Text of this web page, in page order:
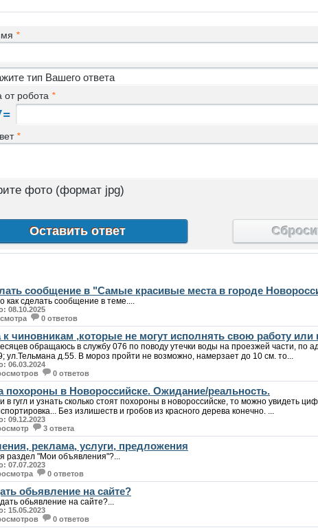
*
от робота *
*
фото (формат jpg)
сообщение в "Самые красивые места в городе
как сделать сообщение в теме....
08.10.2025
0 ответов
чиновникам ,которые не могут исполнять свою работу или
обращаюсь в службу 076 по поводу утечки воды на проезжей части, по
ул.Тельмана д.55. В мороз пройти не возможно, намерзает до 10 см. то...
06.03.2024
0 ответов
похороны в Новороссийске. Ожидание/реальность.
в гугл и узнать сколько стоят похороны в новороссийске, то можно увидеть
Без излишеств и гробов из красного дерева конечно. ...
09.12.2023
3 ответа
реклама, услуги, предложения
раздел "Мои объявления"?...
07.07.2023
0 ответов
обьявление на сайте?
обьявление на сайте?...
15.05.2023
0 ответов